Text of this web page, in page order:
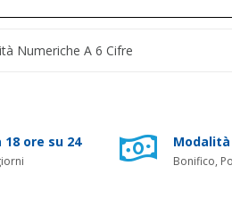
Numeriche A 6 Cifre
ore su 24
Bonifico,